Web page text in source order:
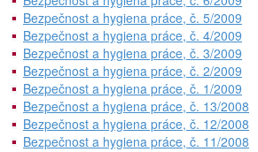
Bezpečnost a hygiena práce, č. 5/2009
Bezpečnost a hygiena práce, č. 4/2009
Bezpečnost a hygiena práce, č. 3/2009
Bezpečnost a hygiena práce, č. 2/2009
Bezpečnost a hygiena práce, č. 1/2009
Bezpečnost a hygiena práce, č. 13/2008
Bezpečnost a hygiena práce, č. 12/2008
Bezpečnost a hygiena práce, č. 11/2008